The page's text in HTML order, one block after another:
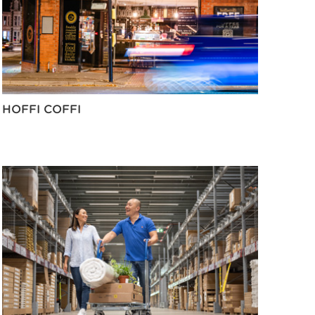
HOFFI COFFI